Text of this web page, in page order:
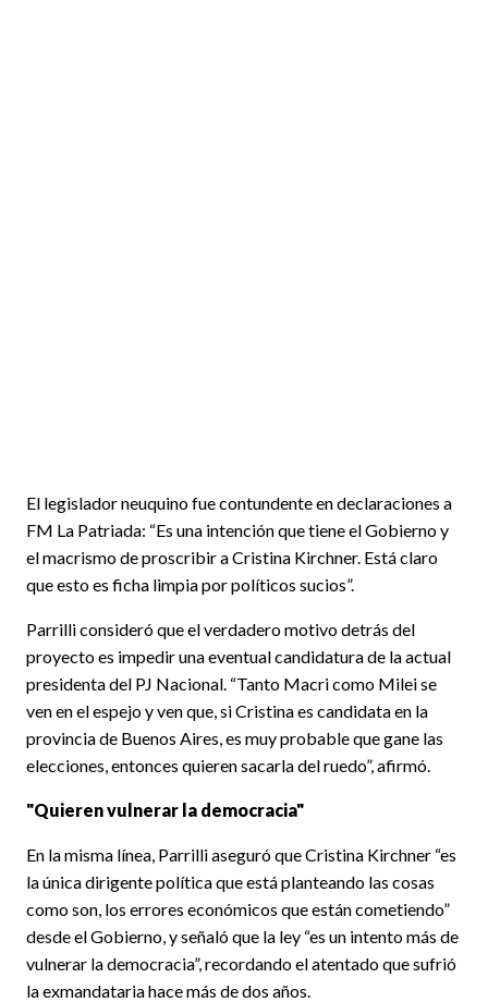
El legislador neuquino fue contundente en declaraciones a
FM La Patriada: “Es una intención que tiene el Gobierno y
el macrismo de proscribir a Cristina Kirchner. Está claro
que esto es ficha limpia por políticos sucios”.
Parrilli consideró que el verdadero motivo detrás del
proyecto es impedir una eventual candidatura de la actual
presidenta del PJ Nacional. “Tanto Macri como Milei se
ven en el espejo y ven que, si Cristina es candidata en la
provincia de Buenos Aires, es muy probable que gane las
elecciones, entonces quieren sacarla del ruedo”, afirmó.
"Quieren vulnerar la democracia"
En la misma línea, Parrilli aseguró que Cristina Kirchner “es
la única dirigente política que está planteando las cosas
como son, los errores económicos que están cometiendo”
desde el Gobierno, y señaló que la ley “es un intento más de
vulnerar la democracia”, recordando el atentado que sufrió
la exmandataria hace más de dos años.